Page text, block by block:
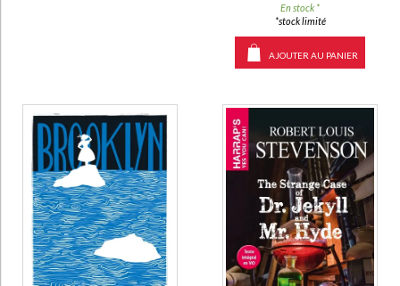
En stock *
*stock limité
AJOUTER AU PANIER